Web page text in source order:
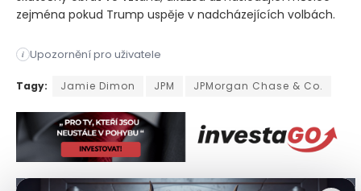
zejména pokud Trump uspěje v nadcházejících volbách.
i Upozornění pro uživatele
Po letech veřejných přestřelek se Jamie Dimon, generální
Tagy: Jamie Dimon JPM JPMorgan Chase & Co.